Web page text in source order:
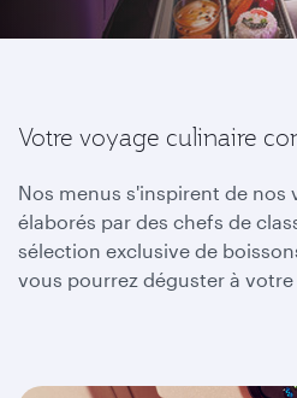
Votre voyage culinaire
Nos menus s'inspirent de nos
élaborés par des chefs de
sélection exclusive de
vous pourrez déguster à votre